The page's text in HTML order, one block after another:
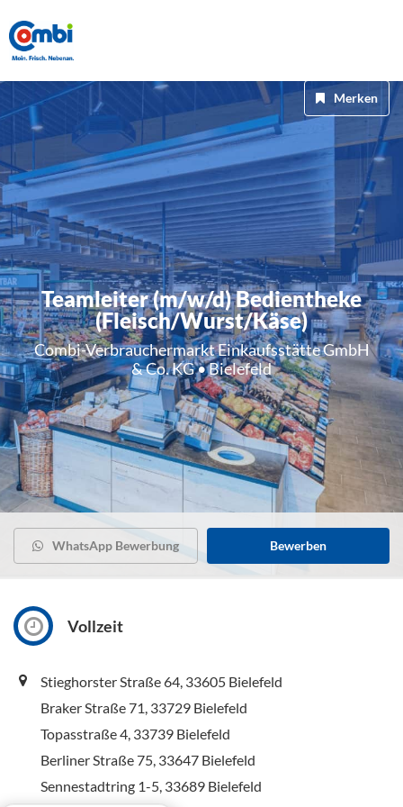
Teamleiter (m/w/d) Bedientheke
(Fleisch/Wurst/Käse)
Combi-Verbrauchermarkt Einkaufsstätte GmbH
& Co. KG • Bielefeld
Merken
WhatsApp Bewerbung Bewerben
Vollzeit
Stieghorster Straße 64, 33605 Bielefeld
Braker Straße 71, 33729 Bielefeld
Topasstraße 4, 33739 Bielefeld
Berliner Straße 75, 33647 Bielefeld
Sennestadtring 1-5, 33689 Bielefeld